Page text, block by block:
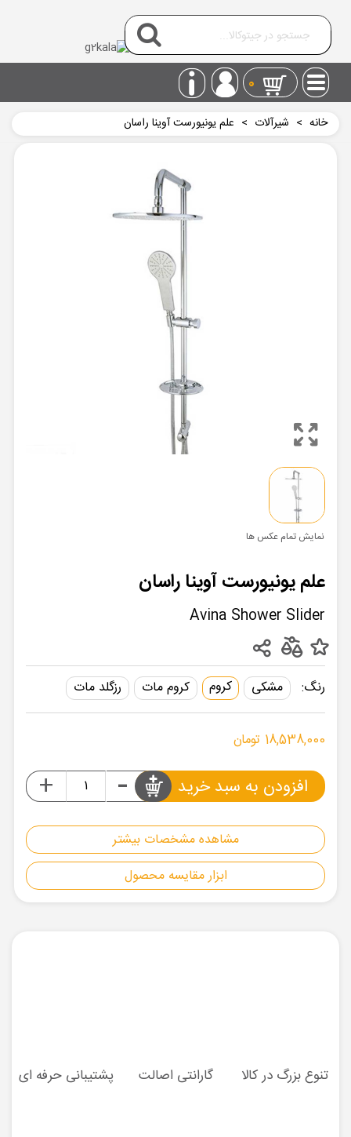
0
خانه > شیرآلات > علم یونیورست آوینا راسان
نمایش تمام عکس ها
علم یونیورست آوینا راسان
Avina Shower Slider
مشاهده مشخصات بیشتر
ابزار مقایسه محصول
رنگ: مشکی کروم کروم مات رزگلد مات
18,538,000 تومان
-
+ افزودن به سبد خرید
تنوع بزرگ در کالا گارانتی اصالت پشتیبانی حرفه ای